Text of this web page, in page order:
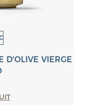
D'OLIVE VIERGE